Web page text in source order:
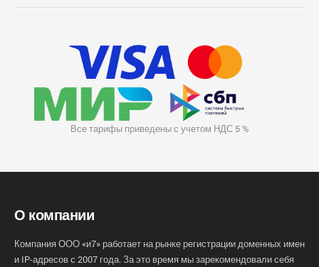
Все тарифы приведены с учетом НДС 5 %
О компании
Компания ООО «и7» работает на рынке регистрации доменных имен
и IP-адресов с 2007 года. За это время мы зарекомендовали себя